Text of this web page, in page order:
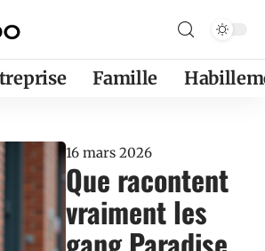
Famille
16 mars 2026
Que racontent
vraiment les